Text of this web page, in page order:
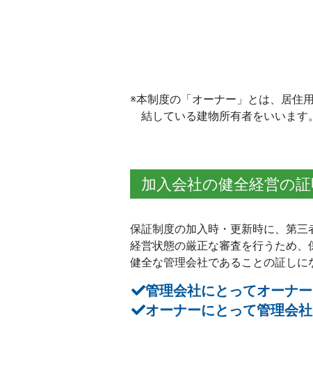
※本制度の「オーナー」とは、居住
結している建物所有者をいいます。
加入会社の健全経営の証
保証制度の加入時・更新時に、第
経営状態の厳正な審査を行うため、
健全な管理会社であることの証しに
管理会社にとってオーナ
オーナーにとって管理会